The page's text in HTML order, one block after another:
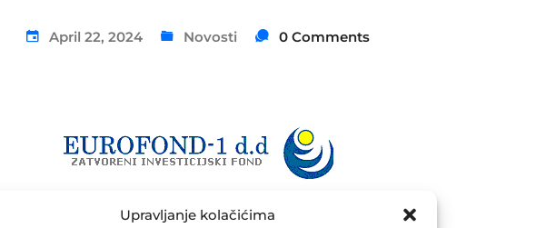
Upravljanje kolačićima
April 22, 2024 Novosti 0 Comments